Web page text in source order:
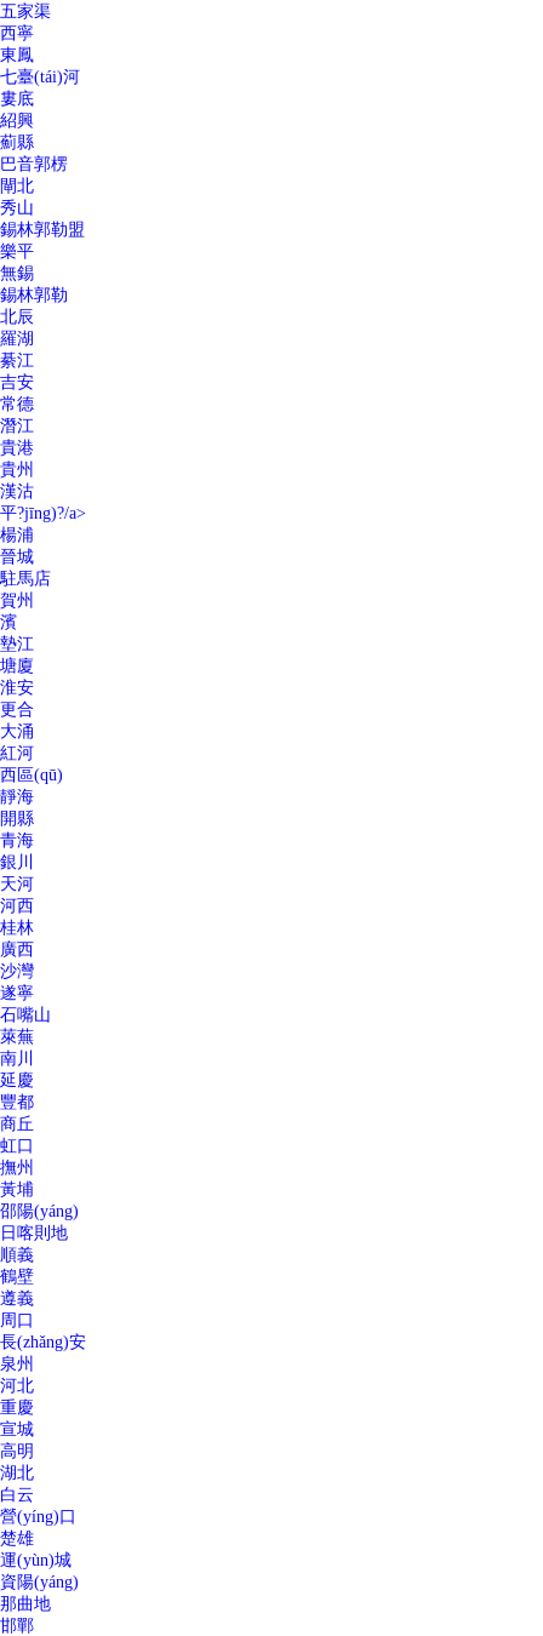
五家渠
西寧
東鳳
七臺(tái)河
婁底
紹興
薊縣
巴音郭楞
閘北
秀山
錫林郭勒盟
樂平
無錫
錫林郭勒
北辰
羅湖
綦江
吉安
常德
潛江
貴港
貴州
漢沽
平?jīng)?/a>
楊浦
晉城
駐馬店
賀州
濱
墊江
塘廈
淮安
更合
大涌
紅河
西區(qū)
靜海
開縣
青海
銀川
天河
河西
桂林
廣西
沙灣
遂寧
石嘴山
萊蕪
南川
延慶
豐都
商丘
虹口
撫州
黃埔
邵陽(yáng)
日喀則地
順義
鶴壁
遵義
周口
長(zhǎng)安
泉州
河北
重慶
宣城
高明
湖北
白云
營(yíng)口
楚雄
運(yùn)城
資陽(yáng)
那曲地
邯鄲